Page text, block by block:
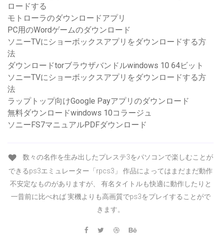
ロードする
モトローラのダウンロードアプリ
PC用のWordゲームのダウンロード
ソニーTVにショーボックスアプリをダウンロードする方
法
ダウンロードtorブラウザバンドルwindows 10 64ビット
ソニーTVにショーボックスアプリをダウンロードする方
法
ラップトップ向けGoogle Payアプリのダウンロード
無料ダウンロードwindows 10コラージュ
ソニーFS7マニュアルPDFダウンロード
数々の名作を生み出したプレステ3をパソコンで楽しむことが
できるps3エミュレーター「rpcs3」 作品によってはまだまだ動作
不安定なものがありますが、 有名タイトルも快適に動作したりと
一昔前に比べれば 実機よりも高画質でps3をプレイすることがで
きます。